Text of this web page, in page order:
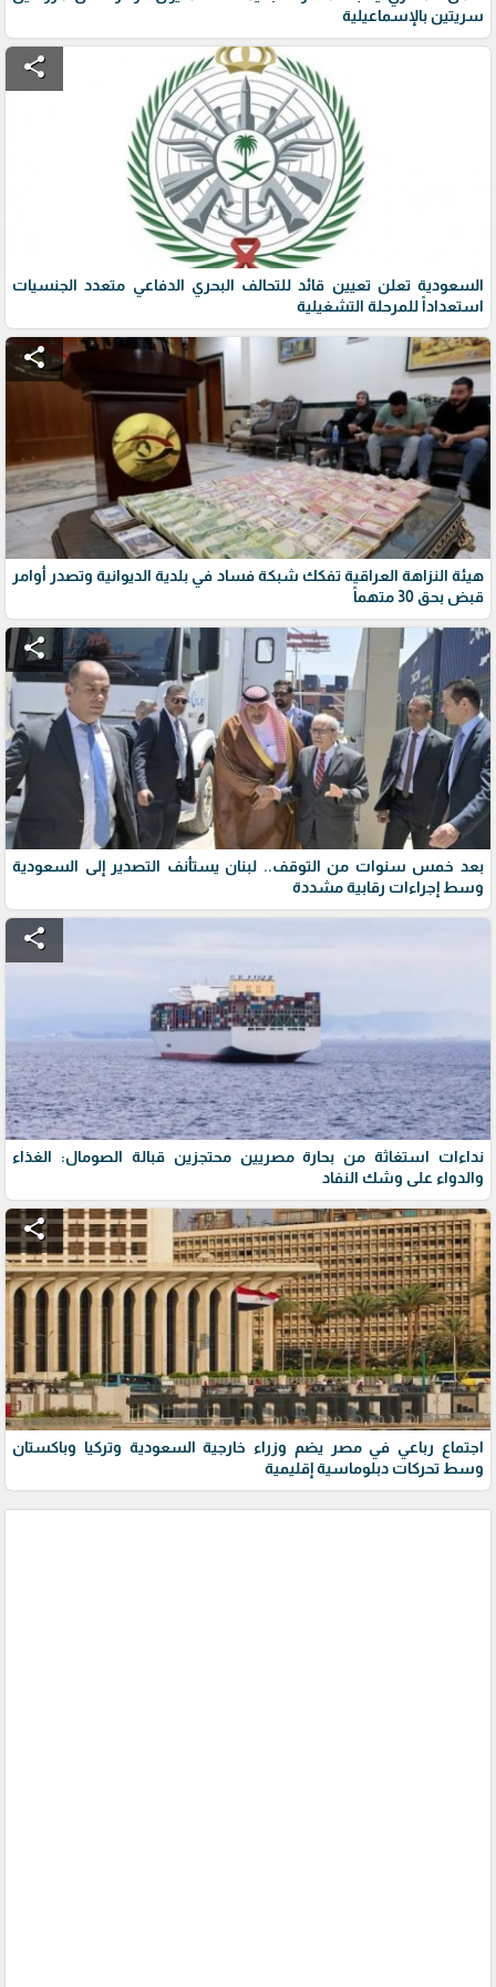
سريتين بالإسماعيلية
share
السعودية تعلن تعيين قائد للتحالف البحري الدفاعي متعدد الجنسيات
استعداداً للمرحلة التشغيلية
share
هيئة النزاهة العراقية تفكك شبكة فساد في بلدية الديوانية وتصدر أوامر
قبض بحق 30 متهماً
share
بعد خمس سنوات من التوقف.. لبنان يستأنف التصدير إلى السعودية
وسط إجراءات رقابية مشددة
share
نداءات استغاثة من بحارة مصريين محتجزين قبالة الصومال: الغذاء
والدواء على وشك النفاد
share
اجتماع رباعي في مصر يضم وزراء خارجية السعودية وتركيا وباكستان
وسط تحركات دبلوماسية إقليمية